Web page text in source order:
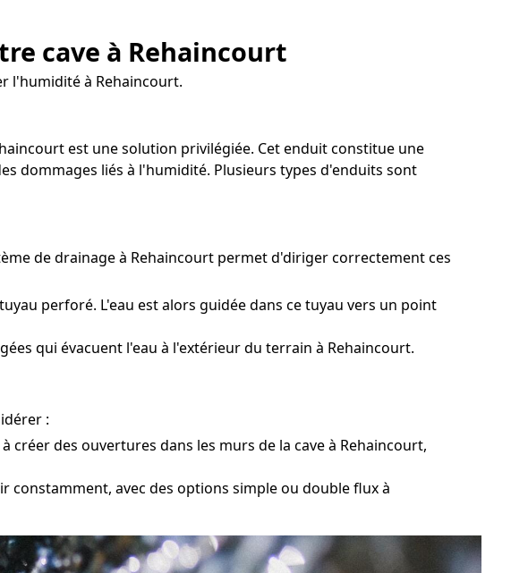
cave à Rehaincourt
l'humidité à Rehaincourt.
est une solution privilégiée. Cet enduit constitue une
dommages liés à l'humidité. Plusieurs types d'enduits sont
de drainage à Rehaincourt permet d'diriger correctement ces
perforé. L'eau est alors guidée dans ce tuyau vers un point
qui évacuent l'eau à l'extérieur du terrain à Rehaincourt.
:
des ouvertures dans les murs de la cave à Rehaincourt,
constamment, avec des options simple ou double flux à